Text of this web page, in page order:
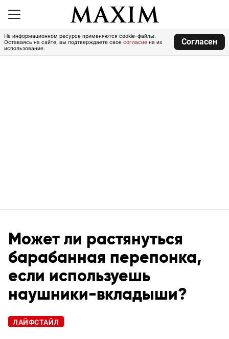
На информационном ресурсе применяются cookie-файлы.
Оставаясь на сайте, вы подтверждаете свое согласие на их
использование.
Согласен
Может ли растянуться
барабанная перепонка,
если используешь
наушники-вкладыши?
ЛАЙФСТАЙЛ